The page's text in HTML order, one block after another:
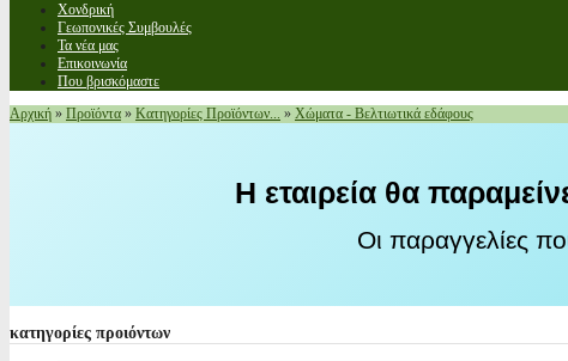
Χονδρική
Γεωπονικές Συμβουλές
Τα νέα μας
Επικοινωνία
Που βρισκόμαστε
Αρχική » Προϊόντα » Κατηγορίες Προϊόντων... » Χώματα - Βελτιωτικά εδάφους
Η εταιρεία θα
Οι παραγγελίες
κατηγορίες προιόντων